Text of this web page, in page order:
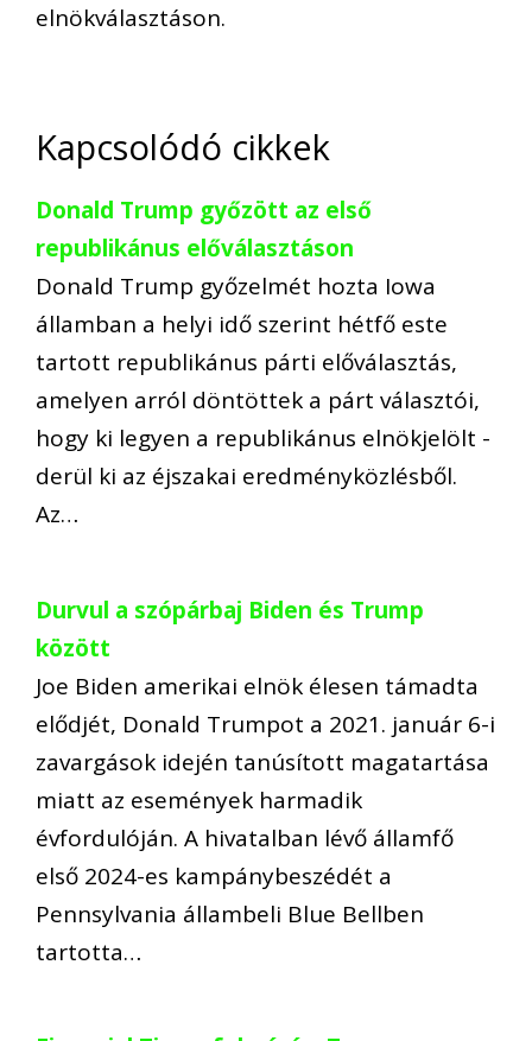
elnökválasztáson.
Kapcsolódó cikkek
Donald Trump győzött az első
republikánus előválasztáson
Donald Trump győzelmét hozta Iowa
államban a helyi idő szerint hétfő este
tartott republikánus párti előválasztás,
amelyen arról döntöttek a párt választói,
hogy ki legyen a republikánus elnökjelölt -
derül ki az éjszakai eredményközlésből.
Az…
Durvul a szópárbaj Biden és Trump
között
Joe Biden amerikai elnök élesen támadta
elődjét, Donald Trumpot a 2021. január 6-i
zavargások idején tanúsított magatartása
miatt az események harmadik
évfordulóján. A hivatalban lévő államfő
első 2024-es kampánybeszédét a
Pennsylvania állambeli Blue Bellben
tartotta…